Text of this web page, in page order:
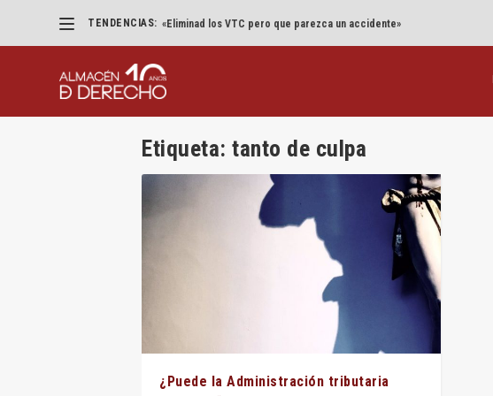
TENDENCIAS: «Eliminad los VTC pero que parezca un accidente»
Etiqueta: tanto de culpa
¿Puede la Administración tributaria